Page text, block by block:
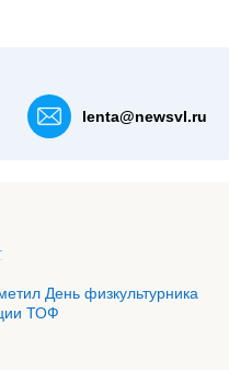
lenta@newsvl.ru
День физкультурника
ТОФ